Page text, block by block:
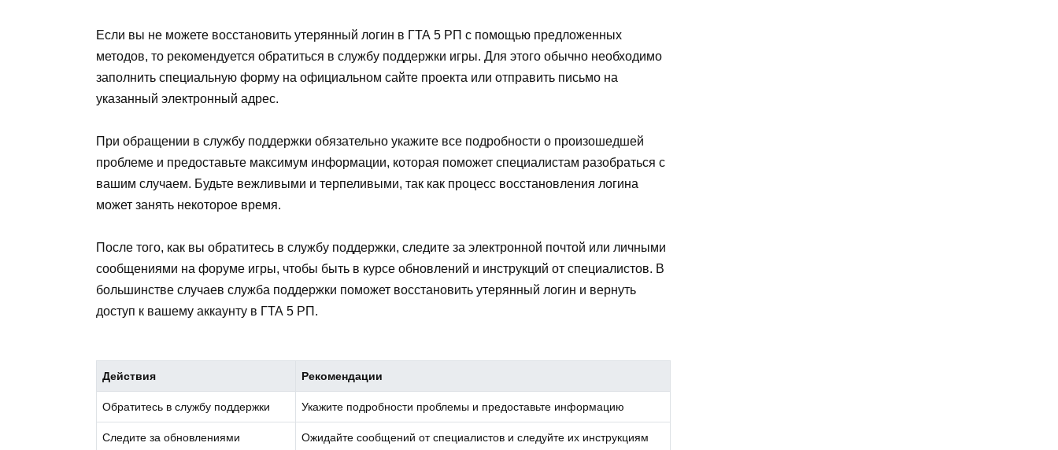
Если вы не можете восстановить утерянный логин в ГТА 5 РП с помощью предложенных
методов, то рекомендуется обратиться в службу поддержки игры. Для этого обычно необходимо
заполнить специальную форму на официальном сайте проекта или отправить письмо на
указанный электронный адрес.
При обращении в службу поддержки обязательно укажите все подробности о произошедшей
проблеме и предоставьте максимум информации, которая поможет специалистам разобраться с
вашим случаем. Будьте вежливыми и терпеливыми, так как процесс восстановления логина
может занять некоторое время.
После того, как вы обратитесь в службу поддержки, следите за электронной почтой или личными
сообщениями на форуме игры, чтобы быть в курсе обновлений и инструкций от специалистов. В
большинстве случаев служба поддержки поможет восстановить утерянный логин и вернуть
доступ к вашему аккаунту в ГТА 5 РП.
Действия Рекомендации
Обратитесь в службу поддержки Укажите подробности проблемы и предоставьте информацию
Следите за обновлениями Ожидайте сообщений от специалистов и следуйте их инструкциям